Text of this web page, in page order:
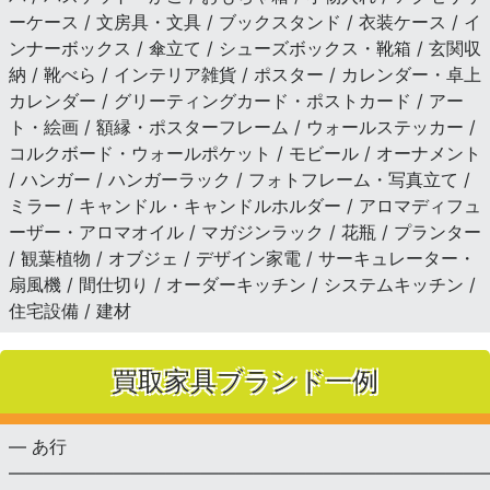
ーケース / 文房具・文具 / ブックスタンド / 衣装ケース / イ
ンナーボックス / 傘立て / シューズボックス・靴箱 / 玄関収
納 / 靴べら / インテリア雑貨 / ポスター / カレンダー・卓上
カレンダー / グリーティングカード・ポストカード / アー
ト・絵画 / 額縁・ポスターフレーム / ウォールステッカー /
コルクボード・ウォールポケット / モビール / オーナメント
/ ハンガー / ハンガーラック / フォトフレーム・写真立て /
ミラー / キャンドル・キャンドルホルダー / アロマディフュ
ーザー・アロマオイル / マガジンラック / 花瓶 / プランター
/ 観葉植物 / オブジェ / デザイン家電 / サーキュレーター・
扇風機 / 間仕切り / オーダーキッチン / システムキッチン /
住宅設備 / 建材
買取家具ブランド一例
— あ行